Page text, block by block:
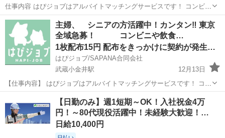
仕事内容 はぴジョブはアルバイトマッチングサービスです！ コンビニ
や飲食店などを対象に、「はぴジョブ」の新サービスを告知するチラ
シを配布するお仕事です。 店舗に行き（新しいアルバイト求人サービ
スが始まりました）というお知ら...
東京 小金井市 軽作業
主婦、 シニアの方活躍中！カンタン‼️ 東京
全域急募！ コンビニや飲食…
1枚配布15円 配布をきっかけに契約が発生した場合は＋300
はぴジョブ/SAPANA合同会社
武蔵小金井駅
12月13日
【仕事内容】 はぴジョブはアルバイトマッチングサービスです！ コン
ビニや飲食店などを対象に、「はぴジョブ」の新サービスを告知する
チラシを配布するお仕事です。 店舗に行き（新しいアルバイト求人サ
ービスが始まりました）というお...
小金井市 武蔵小金井駅 軽作業 チラシ
【日勤のみ】週1短期～OK！入社祝金4万
円！～80代現役活躍中！未経験大歓迎！…
日給10,400円